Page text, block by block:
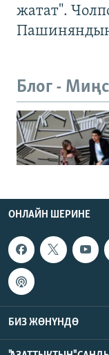
жатат".
Блог -
ОНЛАЙН ШЕРИНЕ
БИЗ ЖӨНҮНДӨ